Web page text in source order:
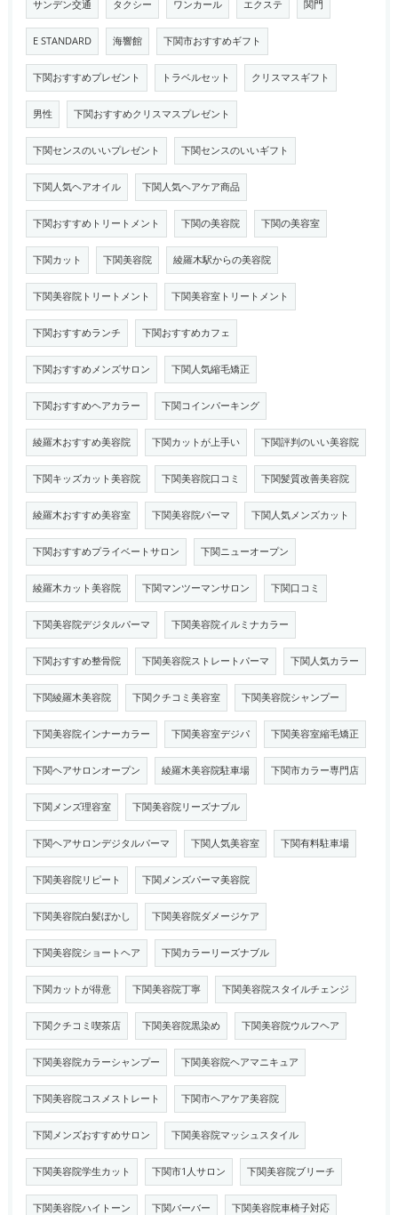
サンデン交通 タクシー ワンカール エクステ 関門
E STANDARD 海響館 下関市おすすめギフト
下関おすすめプレゼント トラベルセット クリスマスギフト
男性 下関おすすめクリスマスプレゼント
下関センスのいいプレゼント 下関センスのいいギフト
下関人気ヘアオイル 下関人気ヘアケア商品
下関おすすめトリートメント 下関の美容院 下関の美容室
下関カット 下関美容院 綾羅木駅からの美容院
下関美容院トリートメント 下関美容室トリートメント
下関おすすめランチ 下関おすすめカフェ
下関おすすめメンズサロン 下関人気縮毛矯正
下関おすすめヘアカラー 下関コインパーキング
綾羅木おすすめ美容院 下関カットが上手い 下関評判のいい美容院
下関キッズカット美容院 下関美容院口コミ 下関髪質改善美容院
綾羅木おすすめ美容室 下関美容院パーマ 下関人気メンズカット
下関おすすめプライベートサロン 下関ニューオープン
綾羅木カット美容院 下関マンツーマンサロン 下関口コミ
下関美容院デジタルパーマ 下関美容院イルミナカラー
下関おすすめ整骨院 下関美容院ストレートパーマ 下関人気カラー
下関綾羅木美容院 下関クチコミ美容室 下関美容院シャンプー
下関美容院インナーカラー 下関美容室デジパ 下関美容室縮毛矯正
下関ヘアサロンオープン 綾羅木美容院駐車場 下関市カラー専門店
下関メンズ理容室 下関美容院リーズナブル
下関ヘアサロンデジタルパーマ 下関人気美容室 下関有料駐車場
下関美容院リピート 下関メンズパーマ美容院
下関美容院白髪ぼかし 下関美容院ダメージケア
下関美容院ショートヘア 下関カラーリーズナブル
下関カットが得意 下関美容院丁寧 下関美容院スタイルチェンジ
下関クチコミ喫茶店 下関美容院黒染め 下関美容院ウルフヘア
下関美容院カラーシャンプー 下関美容院ヘアマニキュア
下関美容院コスメストレート 下関市ヘアケア美容院
下関メンズおすすめサロン 下関美容院マッシュスタイル
下関美容院学生カット 下関市1人サロン 下関美容院ブリーチ
下関美容院ハイトーン 下関バーバー 下関美容院車椅子対応